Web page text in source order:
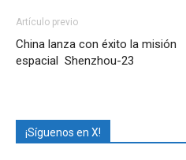
Artículo previo
China lanza con éxito la misión
espacial Shenzhou-23
¡Síguenos en X!